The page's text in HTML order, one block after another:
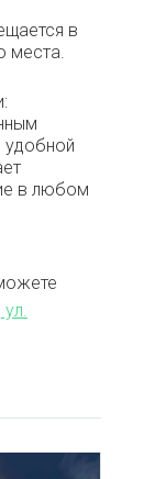
в
места.
удобной
в любом